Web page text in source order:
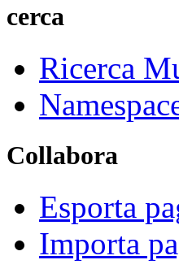
cerca
Ricerca
Collabora
Esporta
Importa